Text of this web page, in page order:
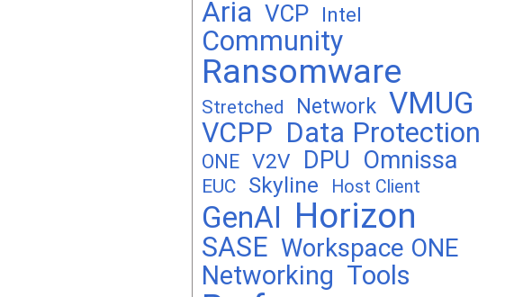
Aria VCP Intel
Community
Ransomware
Stretched Network VMUG
VCPP Data Protection
ONE V2V DPU Omnissa
EUC Skyline Host Client
GenAI Horizon
SASE Workspace ONE
Networking Tools